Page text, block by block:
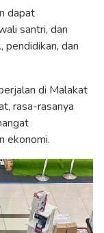
dapat
santri, dan
pendidikan, dan
di Malakat
rasa-rasanya
ekonomi.